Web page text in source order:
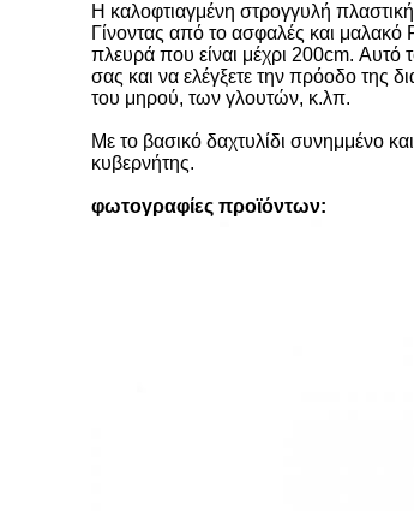
Η καλοφτιαγμένη στρογγυλή
Γίνοντας από το ασφαλές και μαλακό
πλευρά που είναι μέχρι 200cm. Αυτό
σας και να ελέγξετε την πρόοδο της
του μηρού, των γλουτών, κ.λπ.
Με το βασικό δαχτυλίδι συνημμένο
κυβερνήτης.
φωτογραφίες προϊόντων: